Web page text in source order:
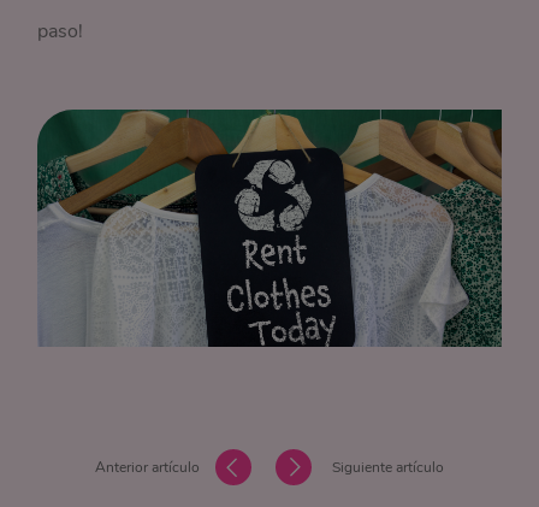
paso!
Anterior artículo Siguiente artículo